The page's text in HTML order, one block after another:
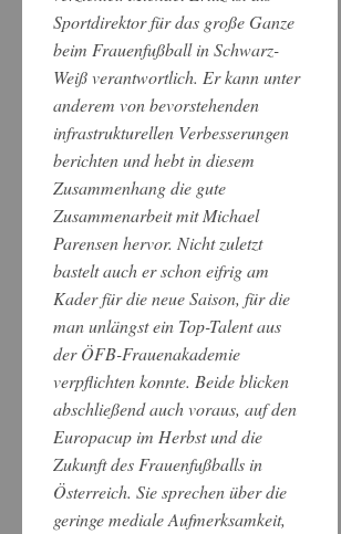
Sportdirektor für das große Ganze
beim Frauenfußball in Schwarz-
Weiß verantwortlich. Er kann unter
anderem von bevorstehenden
infrastrukturellen Verbesserungen
berichten und hebt in diesem
Zusammenhang die gute
Zusammenarbeit mit Michael
Parensen hervor. Nicht zuletzt
bastelt auch er schon eifrig am
Kader für die neue Saison, für die
man unlängst ein Top-Talent aus
der ÖFB-Frauenakademie
verpflichten konnte. Beide blicken
abschließend auch voraus, auf den
Europacup im Herbst und die
Zukunft des Frauenfußballs in
Österreich. Sie sprechen über die
geringe mediale Aufmerksamkeit,